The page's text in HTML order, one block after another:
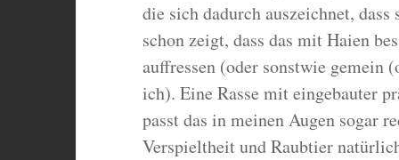
die sich dadurch auszeichnet,
schon zeigt, dass das mit Haien
auffressen (oder sonstwie gemein
ich). Eine Rasse mit eingebauter
passt das in meinen Augen sogar
Verspieltheit und Raubtier